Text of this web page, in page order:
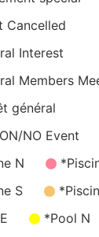
Cancelled
Interest
Members
général
NO Event
N
S
*Pool N